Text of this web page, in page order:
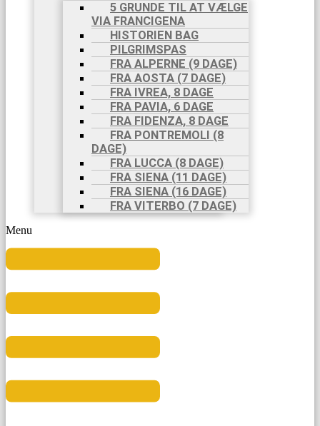
5 GRUNDE TIL AT VÆLGE
VIA FRANCIGENA
HISTORIEN BAG
PILGRIMSPAS
FRA ALPERNE (9 DAGE)
FRA AOSTA (7 DAGE)
FRA IVREA, 8 DAGE
FRA PAVIA, 6 DAGE
FRA FIDENZA, 8 DAGE
FRA PONTREMOLI (8
DAGE)
FRA LUCCA (8 DAGE)
FRA SIENA (11 DAGE)
FRA SIENA (16 DAGE)
FRA VITERBO (7 DAGE)
Menu